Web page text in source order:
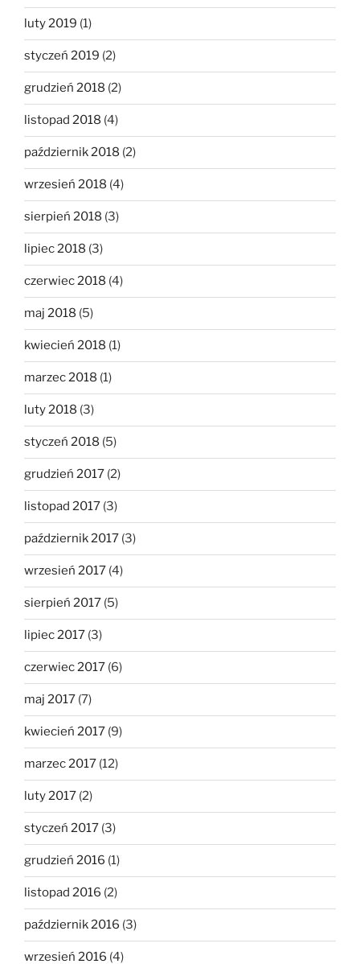
luty 2019 (1)
styczeń 2019 (2)
grudzień 2018 (2)
listopad 2018 (4)
październik 2018 (2)
wrzesień 2018 (4)
sierpień 2018 (3)
lipiec 2018 (3)
czerwiec 2018 (4)
maj 2018 (5)
kwiecień 2018 (1)
marzec 2018 (1)
luty 2018 (3)
styczeń 2018 (5)
grudzień 2017 (2)
listopad 2017 (3)
październik 2017 (3)
wrzesień 2017 (4)
sierpień 2017 (5)
lipiec 2017 (3)
czerwiec 2017 (6)
maj 2017 (7)
kwiecień 2017 (9)
marzec 2017 (12)
luty 2017 (2)
styczeń 2017 (3)
grudzień 2016 (1)
listopad 2016 (2)
październik 2016 (3)
wrzesień 2016 (4)